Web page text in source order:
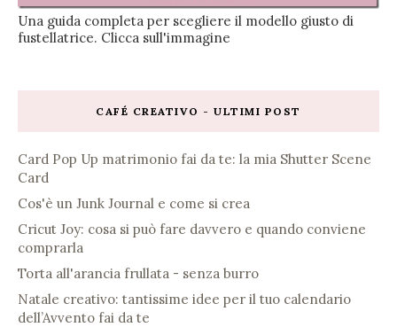
Una guida completa per scegliere il modello giusto di
fustellatrice. Clicca sull'immagine
CAFÉ CREATIVO - ULTIMI POST
Card Pop Up matrimonio fai da te: la mia Shutter Scene
Card
Cos'è un Junk Journal e come si crea
Cricut Joy: cosa si può fare davvero e quando conviene
comprarla
Torta all'arancia frullata - senza burro
Natale creativo: tantissime idee per il tuo calendario
dell’Avvento fai da te